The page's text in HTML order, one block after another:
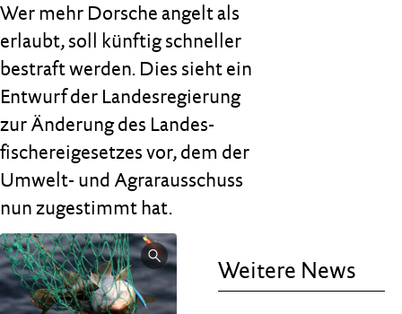
Wer mehr Dorsche angelt als
erlaubt, soll künftig schneller
bestraft werden. Dies sieht ein
Entwurf der Landesregierung
zur Änderung des Landes­
fischerei­gesetzes vor, dem der
Umwelt- und Agrarausschuss
nun zugestimmt hat.
Weitere News